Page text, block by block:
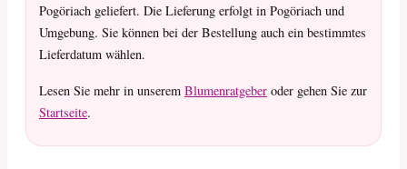
Pogöriach geliefert. Die Lieferung erfolgt in Pogöriach und
Umgebung. Sie können bei der Bestellung auch ein bestimmtes
Lieferdatum wählen.
Lesen Sie mehr in unserem Blumenratgeber oder gehen Sie zur
Startseite.